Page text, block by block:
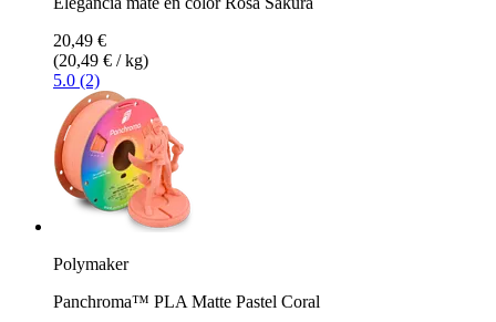
20,49 €
(20,49 € / kg)
5.0 (2)
Polymaker
Panchroma™ PLA Matte Pastel Coral